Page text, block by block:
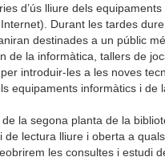
d’ús lliure dels equipaments
Durant les tardes
destinades a un públic
de la informàtica, tallers de
introduir-les a les noves
equipaments informàtics i de
la segona planta de la
de lectura lliure i oberta a
les consultes i estudi